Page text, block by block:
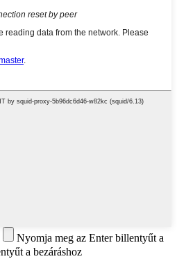
Nyomja meg az Enter billentyűt a
a bezáráshoz